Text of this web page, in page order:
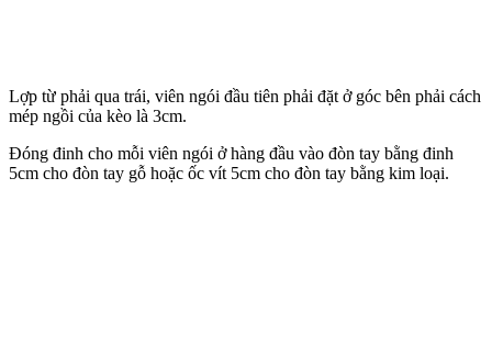
Lợp từ phải qua trái, viên ngói đầu tiên phải đặt ở góc bên phải cách
mép ngồi của kèo là 3cm.
Đóng đinh cho mỗi viên ngói ở hàng đầu vào đòn tay bằng đinh
5cm cho đòn tay gỗ hoặc ốc vít 5cm cho đòn tay bằng kim loại.